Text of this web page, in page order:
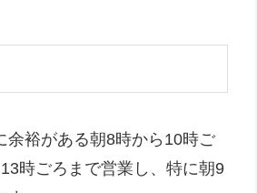
余裕がある朝8時から10時ご
時ごろまで営業し、特に朝9